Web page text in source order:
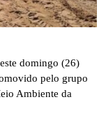
domingo (26)
pelo grupo
Ambiente da